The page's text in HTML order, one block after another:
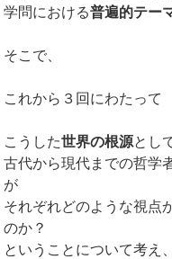
学問における普遍的テー
そこで、
これから３回にわたって
こうした世界の根源とし
古代から現代までの哲学
が
それぞれどのような視点
のか？
ということについて考え、